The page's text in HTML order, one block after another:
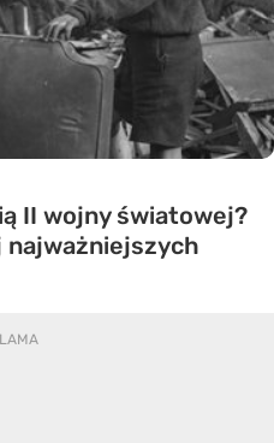
II wojny światowej?
najważniejszych